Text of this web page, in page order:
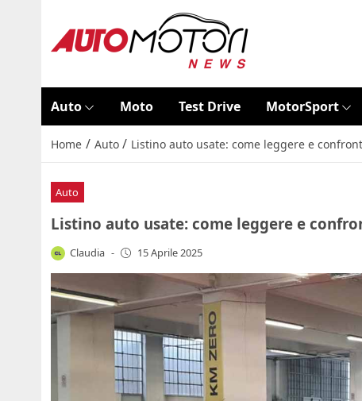
Auto Moto Test Drive MotorSport
Home / Auto / Listino auto usate: come leggere e
Auto
Listino auto usate: come leggere e
Claudia - 15 Aprile 2025